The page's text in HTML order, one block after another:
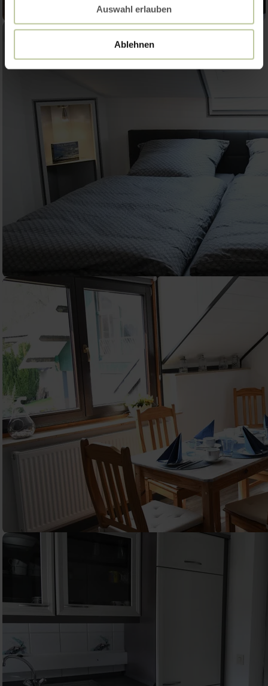
Auswahl erlauben
Ablehnen